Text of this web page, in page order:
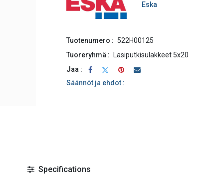
Eska
Tuotenumero : 522H00125
Tuoreryhmä :
Lasiputkisulakkeet 5x20
Jaa :
Säännöt ja ehdot :
Specifications